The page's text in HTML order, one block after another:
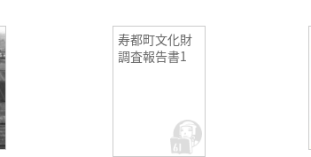
寿都町文化財
調査報告書1